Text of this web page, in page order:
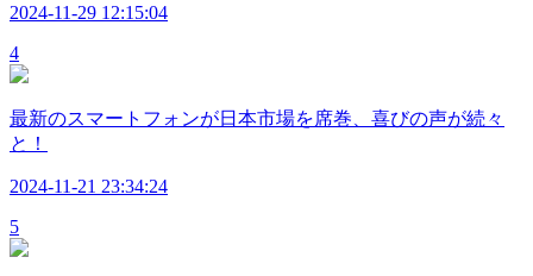
2024-11-29 12:15:04
4
最新のスマートフォンが日本市場を席巻、喜びの声が続々
と！
2024-11-21 23:34:24
5